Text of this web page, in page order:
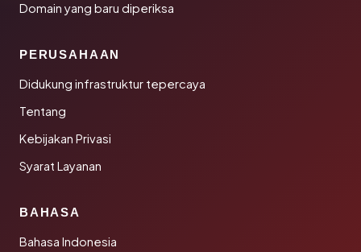
Domain yang baru diperiksa
PERUSAHAAN
Didukung infrastruktur tepercaya
Tentang
Kebijakan Privasi
Syarat Layanan
BAHASA
Bahasa Indonesia